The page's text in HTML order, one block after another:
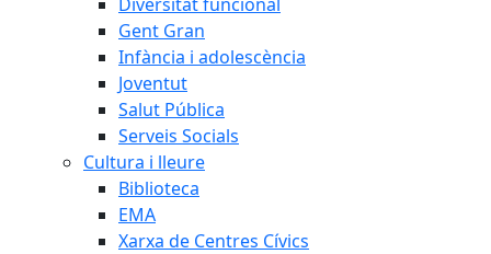
Gent Gran
Infància i adolescència
Joventut
Salut Pública
Serveis Socials
Cultura i lleure
Biblioteca
EMA
Xarxa de Centres Cívics